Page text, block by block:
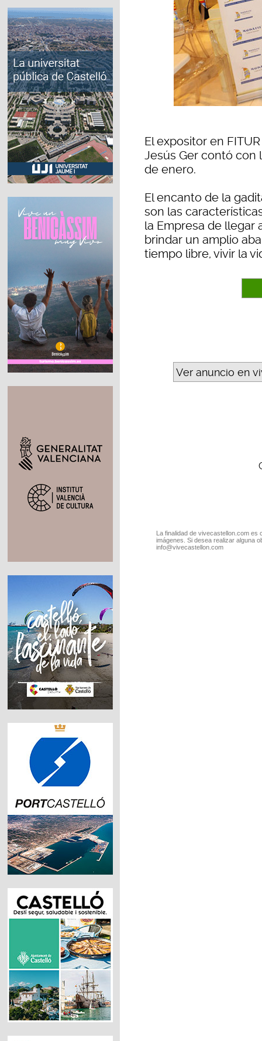
El expositor en
Jesús Ger contó con
de enero.
El encanto de la
son las
la Empresa de llegar
brindar un amplio
tiempo libre, vivir la
Ver anuncio en
La finalidad de vivecastellon.com
imágenes. Si desea realizar alguna
info@vivecastellon.com